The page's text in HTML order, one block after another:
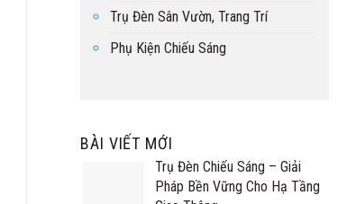
Trụ Đèn Sân Vườn, Trang Trí
Phụ Kiện Chiếu Sáng
BÀI VIẾT MỚI
Trụ Đèn Chiếu Sáng – Giải
Pháp Bền Vững Cho Hạ Tầng